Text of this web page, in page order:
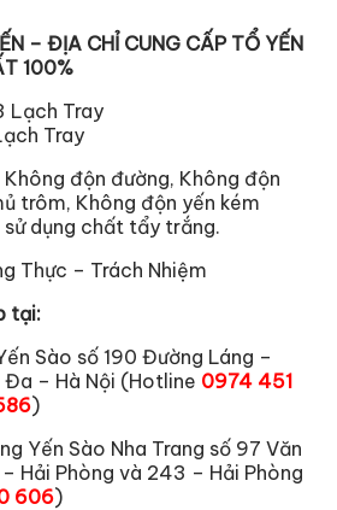
– ĐỊA CHỈ CUNG CẤP TỔ YẾN
100%
Tray
độn đường, Không độn
trôm, Không độn yến kém
dụng chất tẩy trắng.
Thực – Trách Nhiệm
tại:
Sào số 190 Đường Láng –
– Hà Nội (Hotline 0974 451
)
Yến Sào Nha Trang số 97 Văn
Hải Phòng và 243 – Hải Phòng
606)